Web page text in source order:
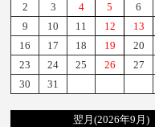
2
3 4 5 6
9
10 11 12 13
16
17 18 19 20
23
24 25 26 27
30
31
翌月(2026年9月)